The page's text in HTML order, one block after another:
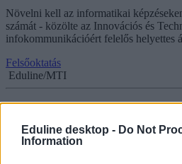
Eduline desktop - Do Not
Information
Növelni kell az informatikai
számát - közölte az Innovációs és
infokommunikációért felelős helyettes
Felsőoktatás
Eduline/MTI
Még mindig nagy probléma